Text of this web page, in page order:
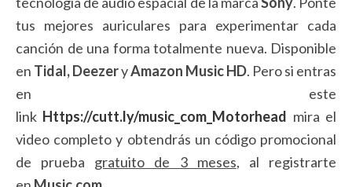
tus mejores auriculares para experimentar cada
canción de una forma totalmente nueva. Disponible
en Tidal,DeezeryAmazon Music HD. Pero si entras
en este
link Https://cutt.ly/music_com_Motorhead mira el
video completo y obtendrás un código promocional
de prueba gratuito de 3 meses, al registrarte